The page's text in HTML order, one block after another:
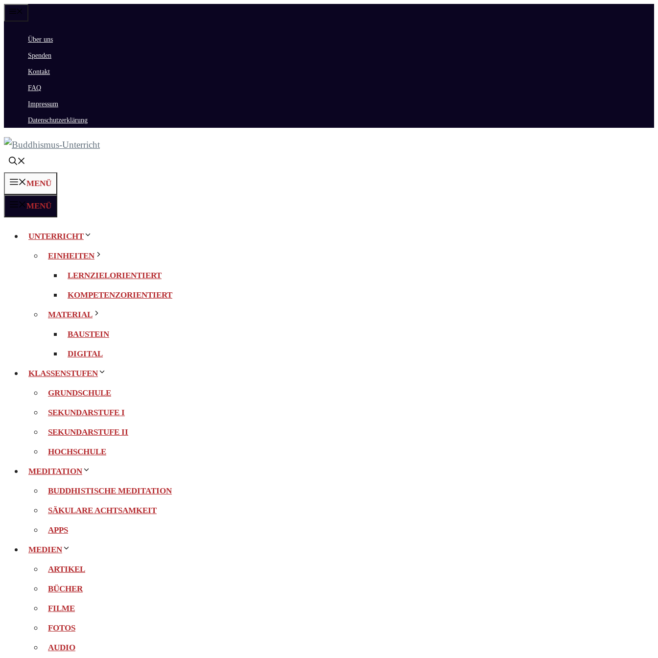
Zum
springenÜber uns
Spenden
Kontakt
FAQ
Impressum
Datenschutzerklärung
MENÜ
MENÜ
UNTERRICHT
EINHEITEN
LERNZIELORIENTIERT
KOMPETENZORIENTIERT
MATERIAL
BAUSTEIN
DIGITAL
KLASSENSTUFEN
GRUNDSCHULE
SEKUNDARSTUFE I
SEKUNDARSTUFE II
HOCHSCHULE
MEDITATION
BUDDHISTISCHE MEDITATION
SÄKULARE ACHTSAMKEIT
APPS
MEDIEN
ARTIKEL
BÜCHER
FILME
FOTOS
AUDIO